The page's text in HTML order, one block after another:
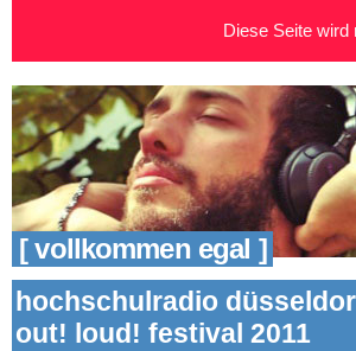
[ vollkommen egal ]
hochschulradio
out! loud! festival 2011
Diese Seite wird